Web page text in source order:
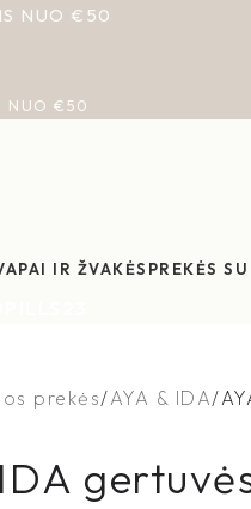
NUO €50
NUO €50
IR ŽVAKĖS PREKĖS
prekės AYA & IDA